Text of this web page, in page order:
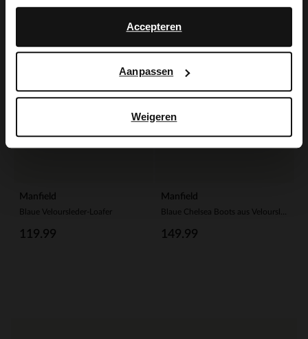
Accepteren
Aanpassen
Weigeren
Manfield
Blaue Veloursleder-Loafer
119.99
Manfield
149.99
English